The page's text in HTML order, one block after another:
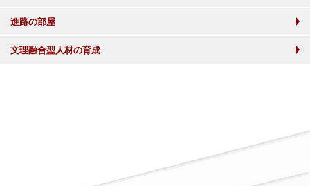
進路の部屋
文理融合型人材の育成